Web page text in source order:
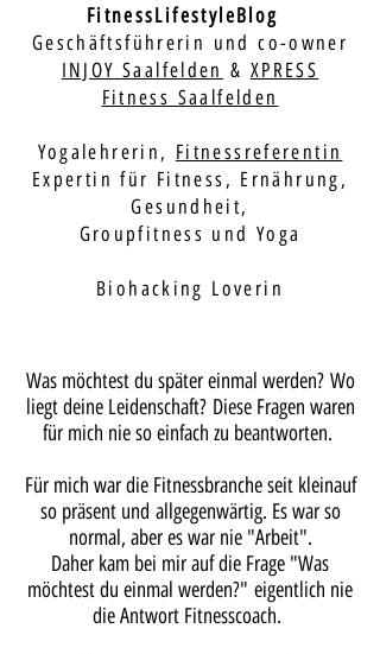
FitnessLifestyleBlog
Geschäftsführerin und co-owner
INJOY Saalfelden & XPRESS
Fitness Saalfelden
Yogalehrerin, Fitnessreferentin
Expertin für Fitness, Ernährung,
Gesundheit,
Groupfitness und Yoga
Biohacking Loverin
Was möchtest du später einmal werden? Wo
liegt deine Leidenschaft? Diese Fragen waren
für mich nie so einfach zu beantworten.
Für mich war die Fitnessbranche seit kleinauf
so präsent und allgegenwärtig. Es war so
normal, aber es war nie "Arbeit".
Daher kam bei mir auf die Frage "Was
möchtest du einmal werden?" eigentlich nie
die Antwort Fitnesscoach.